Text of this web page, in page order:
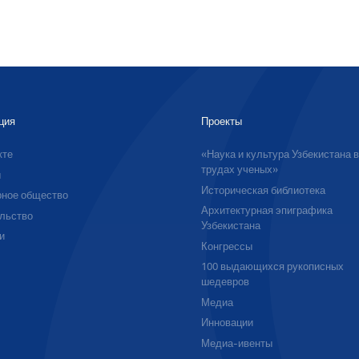
общество
Проекты
«Наука и культура Узбекистана в
трудах ученых»
Историческая библиотека
Архитектурная эпиграфика
Узбекистана
Конгрессы
100 выдающихся рукописных
шедевров
Медиа
Инновации
Медиа-ивенты